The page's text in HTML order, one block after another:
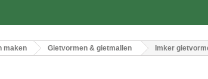
maken Gietvormen & gietmallen Imker